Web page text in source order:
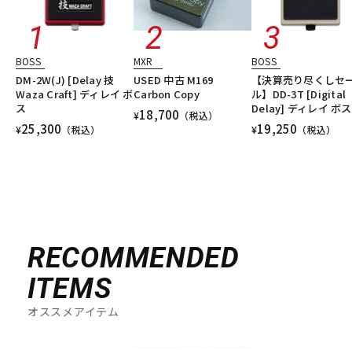
BOSS
DM-2W(J) [Delay 技
Waza Craft] ディレイ ボ
ス
¥25,300 （税込）
MXR
USED 中古 M169
Carbon Copy
¥18,700 （税込）
BOSS
【決算売り尽くしセ
ル】DD-3T [Digital
Delay] ディレイ ボス
¥19,250 （税込）
RECOMMENDED
ITEMS
オススメアイテム